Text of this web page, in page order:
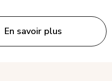
En savoir plus